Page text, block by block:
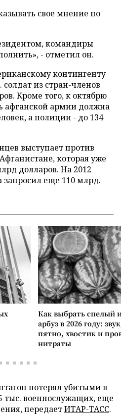
свое мнение по
командиры
- отметил он.
контингенту
из стран-членов
Кроме того, к октябрю
афганской армии должна
а полиции - до 134
выступает против
которая уже
долларов. На 2012
еще 110 млрд.
Как выбрать спелый
арбуз в 2026 году:
пятно, хвостик и
нитраты
потерял убитыми в
тыс. военнослужащих, еще
передаетИТАР-ТАСС.